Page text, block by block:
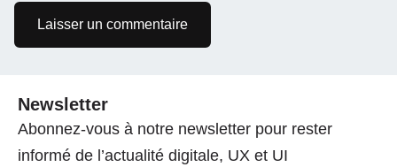
Newsletter
Abonnez-vous à notre newsletter pour rester
informé de l’actualité digitale, UX et UI